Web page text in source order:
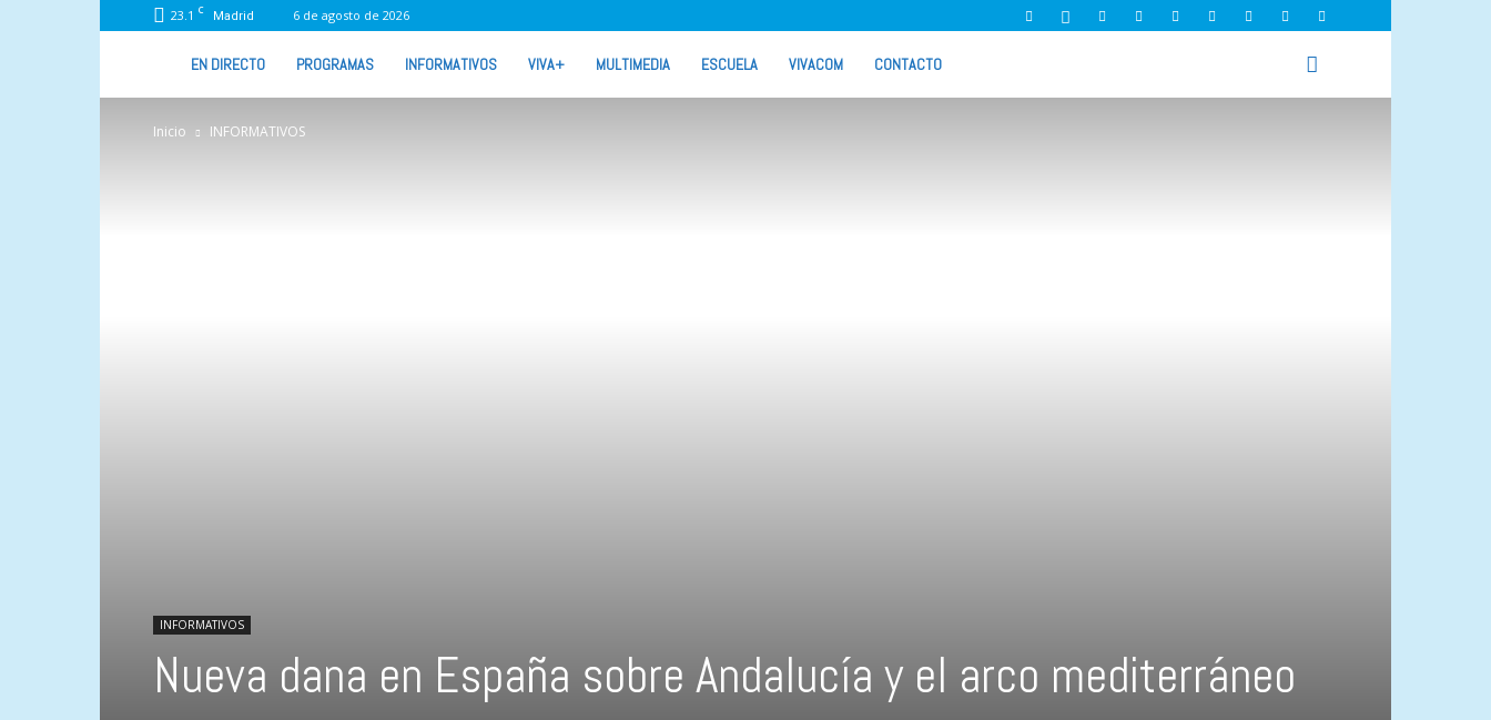
23.1 C Madrid 6 de agosto de 2026
VIVA
RADIO
EN DIRECTO PROGRAMAS INFORMATIVOS VIVA+ MULTIMEDIA ESCUELA VIVACOM CONTACTO
Inicio INFORMATIVOS
INFORMATIVOS
Nueva dana en España sobre Andalucía y el arco mediterráneo